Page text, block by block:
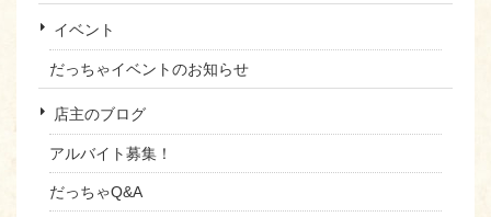
イベント
だっちゃイベントのお知らせ
店主のブログ
アルバイト募集！
だっちゃQ&A